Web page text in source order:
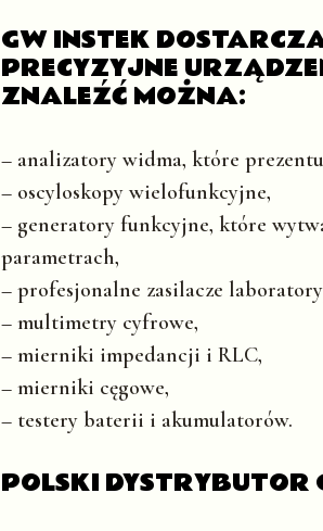
GW INSTEK
PRECYZYJNE
ZNALEŹĆ MOŻNA:
– analizatory widma, które
– oscyloskopy wielofunkcyjne,
– generatory funkcyjne, które
parametrach,
– profesjonalne zasilacze
– multimetry cyfrowe,
– mierniki impedancji i RLC,
– mierniki cęgowe,
– testery baterii i akumulatorów.
POLSKI DYSTRYBUTOR